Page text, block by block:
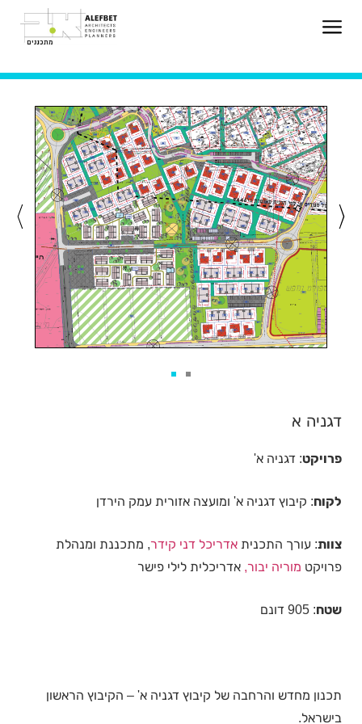
דגניה א
פרויקט: דגניה א'
לקוח: קיבוץ דגניה א' ומועצה אזורית עמק הירדן
צוות: עורך התכנית אדריכל דני קידר, מתכננת ומנהלת
פרויקט מוריה יבור, אדריכלית לילי פישר
שטח: 905 דונם
תכנון מחדש והרחבה של קיבוץ דגניה א' – הקיבוץ הראשון
בישראל.